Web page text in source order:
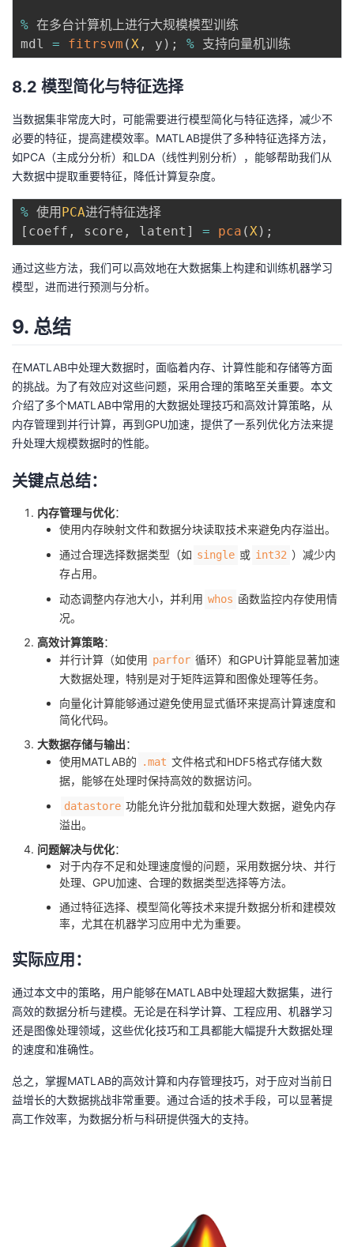
% 在多台计算机上进行大规模模型训练
mdl = fitrsvm (X , y ) ; %
8.2 模型简化与特征选择
当数据集非常庞大时，可能需要进行模型简化与特征选择，减少不
必要的特征，提高建模效率。MATLAB提供了多种特征选择方法，
如PCA（主成分分析）和LDA（线性判别分析），能够帮助我们从
大数据中提取重要特征，降低计算复杂度。
% 使用 PCA
[ coeff , score , latent ] = pca (X) ;
通过这些方法，我们可以高效地在大数据集上构建和训练机器学习
模型，进而进行预测与分析。
9. 总结
在MATLAB中处理大数据时，面临着内存、计算性能和存储等方面
的挑战。为了有效应对这些问题，采用合理的策略至关重要。本文
介绍了多个MATLAB中常用的大数据处理技巧和高效计算策略，从
内存管理到并行计算，再到GPU加速，提供了一系列优化方法来提
升处理大规模数据时的性能。
关键点总结：
内存管理与优化：
使用内存映射文件和数据分块读取技术来避免内存溢出。
通过合理选择数据类型（如 single 或 int32 ）减少内
存占用。
动态调整内存池大小，并利用 whos 函数监控内存使用情
况。
高效计算策略：
并行计算（如使用 parfor 循环）和GPU计算能显著加速
大数据处理，特别是对于矩阵运算和图像处理等任务。
向量化计算能够通过避免使用显式循环来提高计算速度和
简化代码。
大数据存储与输出：
使用MATLAB的
.mat 文件格式和HDF5格式存储大数
据，能够在处理时保持高效的数据访问。
datastore 功能允许分批加载和处理大数据，避免内存
溢出。
问题解决与优化：
对于内存不足和处理速度慢的问题，采用数据分块、并行
处理、GPU加速、合理的数据类型选择等方法。
通过特征选择、模型简化等技术来提升数据分析和建模效
率，尤其在机器学习应用中尤为重要。
实际应用：
通过本文中的策略，用户能够在MATLAB中处理超大数据集，进行
高效的数据分析与建模。无论是在科学计算、工程应用、机器学习
还是图像处理领域，这些优化技巧和工具都能大幅提升大数据处理
的速度和准确性。
总之，掌握MATLAB的高效计算和内存管理技巧，对于应对当前日
益增长的大数据挑战非常重要。通过合适的技术手段，可以显著提
高工作效率，为数据分析与科研提供强大的支持。